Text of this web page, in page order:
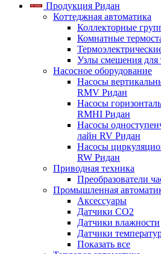
Продукция Ридан
Коттеджная автоматика
Коллекторные
Комнатные
Узлы смешения для
Насосное оборудование
Насосы
RMV Ридан
Насосы
RMHI Ридан
Насосы
лайн RV Ридан
Насосы
RW Ридан
Приводная техника
Преобразователи
Промышленная
Аксессуары
Датчики CO2
Датчики влажности
Датчики
Показать все